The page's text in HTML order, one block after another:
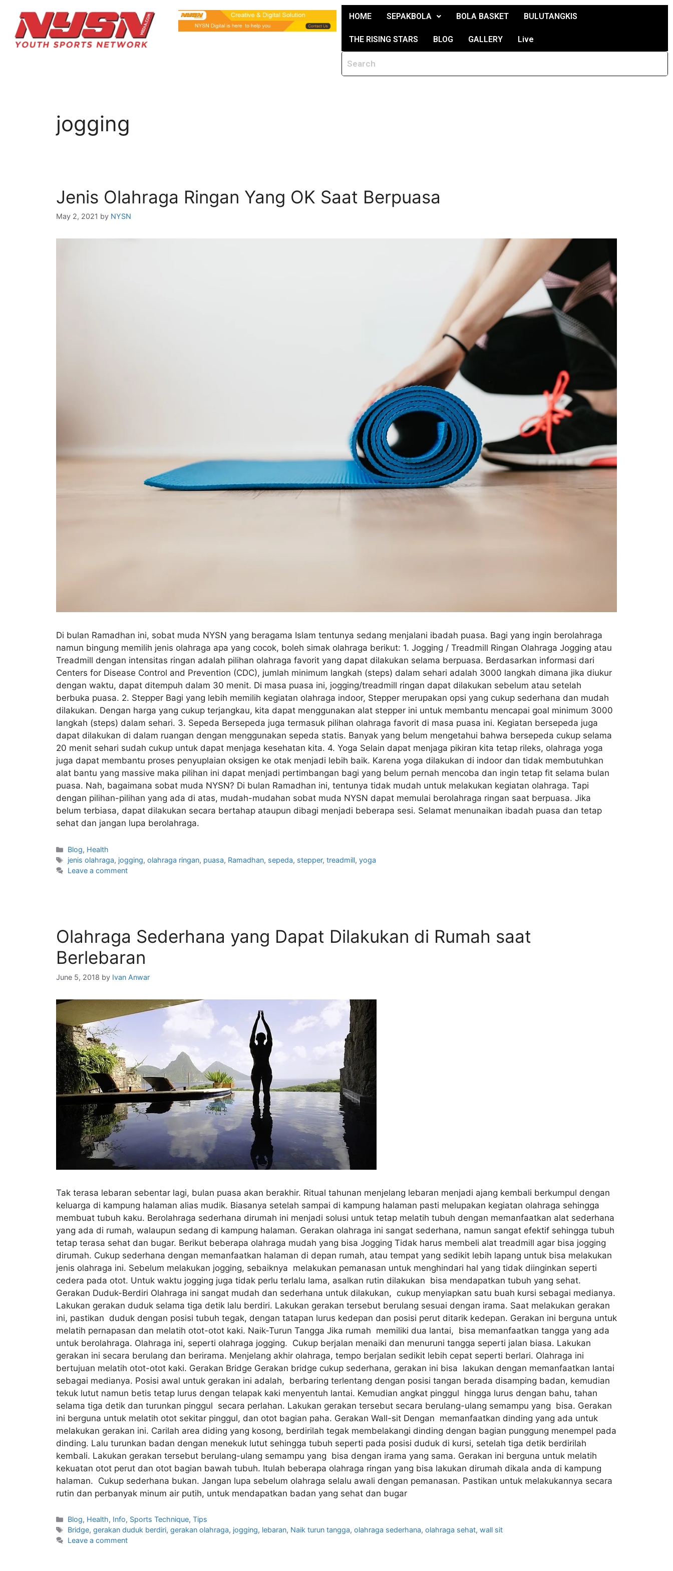
HOME SEPAKBOLA BOLA BASKET BULUTANGKIS
THE RISING STARS BLOG GALLERY Live
jogging
Jenis Olahraga Ringan Yang OK Saat Berpuasa
May 2, 2021 by NYSN
Di bulan Ramadhan ini, sobat muda NYSN yang beragama Islam tentunya sedang menjalani ibadah puasa. Bagi yang ingin berolahraga
namun bingung memilih jenis olahraga apa yang cocok, boleh simak olahraga berikut: 1. Jogging / Treadmill Ringan Olahraga Jogging atau
Treadmill dengan intensitas ringan adalah pilihan olahraga favorit yang dapat dilakukan selama berpuasa. Berdasarkan informasi dari
Centers for Disease Control and Prevention (CDC), jumlah minimum langkah (steps) dalam sehari adalah 3000 langkah dimana jika diukur
dengan waktu, dapat ditempuh dalam 30 menit. Di masa puasa ini, jogging/treadmill ringan dapat dilakukan sebelum atau setelah
berbuka puasa. 2. Stepper Bagi yang lebih memilih kegiatan olahraga indoor, Stepper merupakan opsi yang cukup sederhana dan mudah
dilakukan. Dengan harga yang cukup terjangkau, kita dapat menggunakan alat stepper ini untuk membantu mencapai goal minimum 3000
langkah (steps) dalam sehari. 3. Sepeda Bersepeda juga termasuk pilihan olahraga favorit di masa puasa ini. Kegiatan bersepeda juga
dapat dilakukan di dalam ruangan dengan menggunakan sepeda statis. Banyak yang belum mengetahui bahwa bersepeda cukup selama
20 menit sehari sudah cukup untuk dapat menjaga kesehatan kita. 4. Yoga Selain dapat menjaga pikiran kita tetap rileks, olahraga yoga
juga dapat membantu proses penyuplaian oksigen ke otak menjadi lebih baik. Karena yoga dilakukan di indoor dan tidak membutuhkan
alat bantu yang massive maka pilihan ini dapat menjadi pertimbangan bagi yang belum pernah mencoba dan ingin tetap fit selama bulan
puasa. Nah, bagaimana sobat muda NYSN? Di bulan Ramadhan ini, tentunya tidak mudah untuk melakukan kegiatan olahraga. Tapi
dengan pilihan-pilihan yang ada di atas, mudah-mudahan sobat muda NYSN dapat memulai berolahraga ringan saat berpuasa. Jika
belum terbiasa, dapat dilakukan secara bertahap ataupun dibagi menjadi beberapa sesi. Selamat menunaikan ibadah puasa dan tetap
sehat dan jangan lupa berolahraga.
Blog, Health
jenis olahraga, jogging,olahraga ringan, puasa, Ramadhan, sepeda, stepper,treadmill,yoga
Leave a comment
Olahraga Sederhana yang Dapat Dilakukan di Rumah saat
Berlebaran
June 5, 2018 by Ivan Anwar
Tak terasa lebaran sebentar lagi, bulan puasa akan berakhir. Ritual tahunan menjelang lebaran menjadi ajang kembali berkumpul dengan
keluarga di kampung halaman alias mudik. Biasanya setelah sampai di kampung halaman pasti melupakan kegiatan olahraga sehingga
membuat tubuh kaku. Berolahraga sederhana dirumah ini menjadi solusi untuk tetap melatih tubuh dengan memanfaatkan alat sederhana
yang ada di rumah, walaupun sedang di kampung halaman. Gerakan olahraga ini sangat sederhana, namun sangat efektif sehingga tubuh
tetap terasa sehat dan bugar. Berikut beberapa olahraga mudah yang bisa Jogging Tidak harus membeli alat treadmill agar bisa jogging
dirumah. Cukup sederhana dengan memanfaatkan halaman di depan rumah, atau tempat yang sedikit lebih lapang untuk bisa melakukan
jenis olahraga ini. Sebelum melakukan jogging, sebaiknya melakukan pemanasan untuk menghindari hal yang tidak diinginkan seperti
cedera pada otot. Untuk waktu jogging juga tidak perlu terlalu lama, asalkan rutin dilakukan bisa mendapatkan tubuh yang sehat.
Gerakan Duduk-Berdiri Olahraga ini sangat mudah dan sederhana untuk dilakukan, cukup menyiapkan satu buah kursi sebagai medianya.
Lakukan gerakan duduk selama tiga detik lalu berdiri. Lakukan gerakan tersebut berulang sesuai dengan irama. Saat melakukan gerakan
ini, pastikan duduk dengan posisi tubuh tegak, dengan tatapan lurus kedepan dan posisi perut ditarik kedepan. Gerakan ini berguna untuk
melatih pernapasan dan melatih otot-otot kaki. Naik-Turun Tangga Jika rumah memiliki dua lantai, bisa memanfaatkan tangga yang ada
untuk berolahraga. Olahraga ini, seperti olahraga jogging. Cukup berjalan menaiki dan menuruni tangga seperti jalan biasa. Lakukan
gerakan ini secara berulang dan berirama. Menjelang akhir olahraga, tempo berjalan sedikit lebih cepat seperti berlari. Olahraga ini
bertujuan melatih otot-otot kaki. Gerakan Bridge Gerakan bridge cukup sederhana, gerakan ini bisa lakukan dengan memanfaatkan lantai
sebagai medianya. Posisi awal untuk gerakan ini adalah, berbaring terlentang dengan posisi tangan berada disamping badan, kemudian
tekuk lutut namun betis tetap lurus dengan telapak kaki menyentuh lantai. Kemudian angkat pinggul hingga lurus dengan bahu, tahan
selama tiga detik dan turunkan pinggul secara perlahan. Lakukan gerakan tersebut secara berulang-ulang semampu yang bisa. Gerakan
ini berguna untuk melatih otot sekitar pinggul, dan otot bagian paha. Gerakan Wall-sit Dengan memanfaatkan dinding yang ada untuk
melakukan gerakan ini. Carilah area diding yang kosong, berdirilah tegak membelakangi dinding dengan bagian punggung menempel pada
dinding. Lalu turunkan badan dengan menekuk lutut sehingga tubuh seperti pada posisi duduk di kursi, setelah tiga detik berdirilah
kembali. Lakukan gerakan tersebut berulang-ulang semampu yang bisa dengan irama yang sama. Gerakan ini berguna untuk melatih
kekuatan otot perut dan otot bagian bawah tubuh. Itulah beberapa olahraga ringan yang bisa lakukan dirumah dikala anda di kampung
halaman. Cukup sederhana bukan. Jangan lupa sebelum olahraga selalu awali dengan pemanasan. Pastikan untuk melakukannya secara
rutin dan perbanyak minum air putih, untuk mendapatkan badan yang sehat dan bugar
Blog, Health, Info, Sports Technique,Tips
Bridge,gerakan duduk berdiri,gerakan olahraga, jogging, lebaran, Naik turun tangga,olahraga sederhana,olahraga sehat,wall sit
Leave a comment